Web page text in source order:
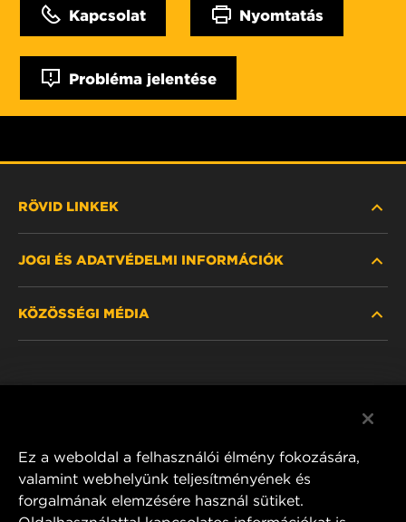
Kapcsolat Nyomtatás
Probléma jelentése
RÖVID LINKEK
HOL KAPHATÓ
JOGI ÉS ADATVÉDELMI INFORMÁCIÓK
KÖZÖSSÉGI MÉDIA
Ez a weboldal a felhasználói élmény fokozására,
valamint webhelyünk teljesítményének és
forgalmának elemzésére használ sütiket.